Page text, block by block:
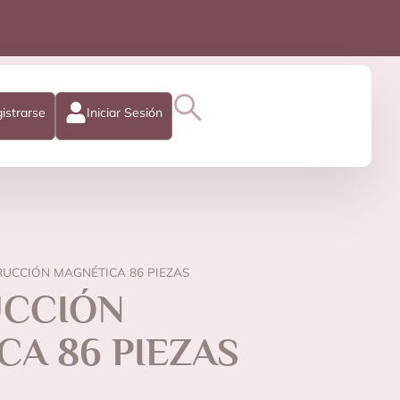
Iniciar Sesión
MAGNÉTICA 86 PIEZAS
86 PIEZAS